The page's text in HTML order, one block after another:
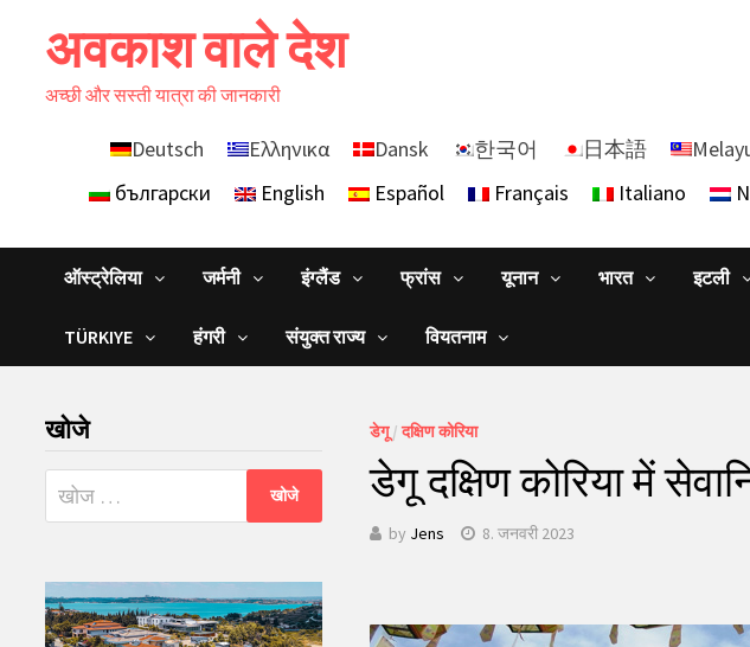
अवकाश वाले देश
अच्छी और सस्ती यात्रा की जानकारी
Deutsch Ελληνικα Dansk 한국어 日本語
български
English Español Français Italiano
ऑस्ट्रेलिया जर्मनी इंग्लैंड फ्रांस यूनान भारत इटली
TÜRKIYE हंगरी संयुक्त राज्य वियतनाम
डेगू/दक्षिण कोरिया
डेगू दक्षिण कोरिया में
by Jens 8. जनवरी 2023
खोजे
निम्न
को